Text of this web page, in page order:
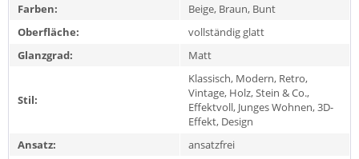
Farben:
Beige, Braun, Bunt
Oberfläche:
vollständig glatt
Glanzgrad:
Matt
Stil:
Klassisch, Modern, Retro,
Vintage, Holz, Stein & Co.,
Effektvoll, Junges Wohnen, 3D-
Effekt, Design
Ansatz:
ansatzfrei